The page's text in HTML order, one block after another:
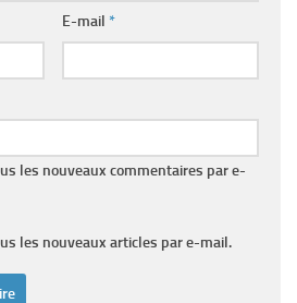
E-mail *
les nouveaux commentaires par e-
les nouveaux articles par e-mail.